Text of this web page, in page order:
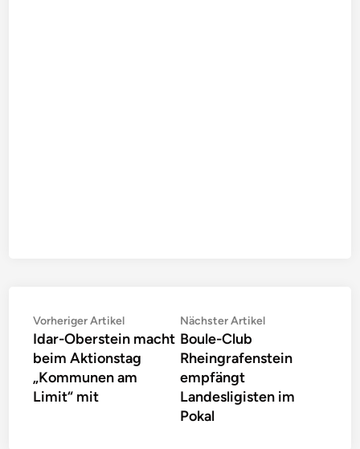
Beitragsnavigation
Vorheriger ArtikelVorheriger
Artikel:
Idar-Oberstein macht
beim Aktionstag
„Kommunen am
Limit“ mit
Nächster ArtikelNächster
Boule-Club
Rheingrafenstein
empfängt
Landesligisten im
Pokal